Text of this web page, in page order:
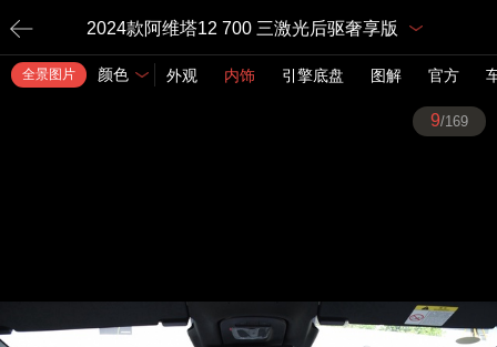
2024款阿维塔12 700 三激光后驱奢享版
全景图片 颜色 外观 内饰 引擎底盘 图解 官方
9/169